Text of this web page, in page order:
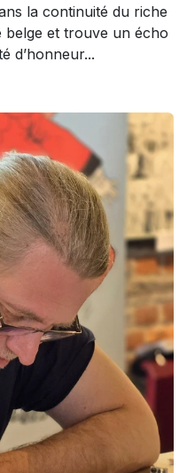
la continuité du riche
belge et trouve un écho
d’honneur...